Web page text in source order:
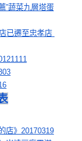
”蔬菜九層塔蛋
已遷至忠孝店
店》20170319